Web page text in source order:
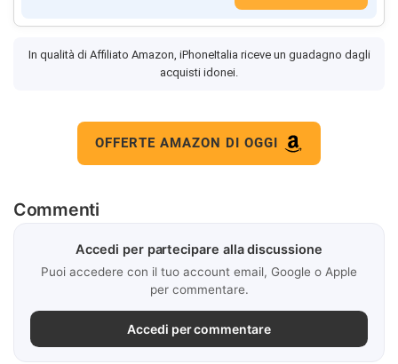
In qualità di Affiliato Amazon, iPhoneItalia riceve un guadagno dagli
acquisti idonei.
OFFERTE AMAZON DI OGGI
Commenti
Accedi per partecipare alla discussione
Puoi accedere con il tuo account email, Google o Apple
per commentare.
Accedi per commentare